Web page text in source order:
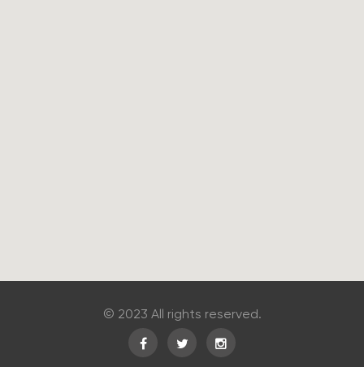
© 2023 All rights reserved.
FacebookTwitter